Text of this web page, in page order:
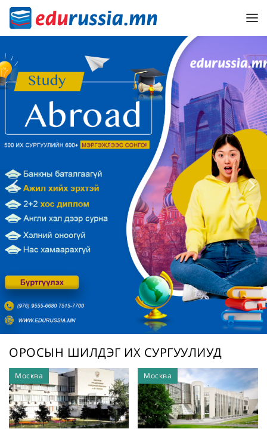
ОРОСЫН ШИЛДЭГ ИХ СУРГУУЛИУД
Москва Москва